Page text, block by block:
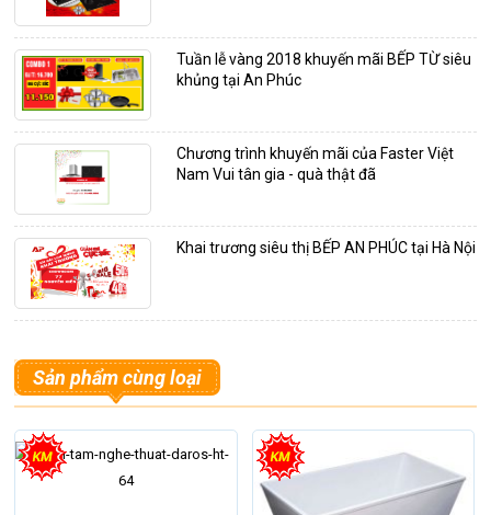
Tuần lễ vàng 2018 khuyến mãi BẾP TỪ siêu
khủng tại An Phúc
Chương trình khuyến mãi của Faster Việt
Nam Vui tân gia - quà thật đã
Khai trương siêu thị BẾP AN PHÚC tại Hà Nội
Sản phẩm cùng loại